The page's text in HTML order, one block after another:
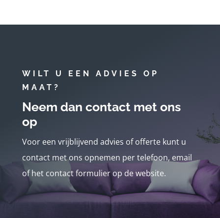
WILT U EEN ADVIES OP
MAAT?
Neem dan contact met ons
op
Voor een vrijblijvend advies of offerte kunt u
contact met ons opnemen per telefoon, email
of het contact formulier op de website.